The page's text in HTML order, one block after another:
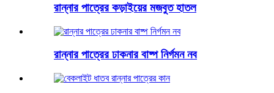
রান্নার পাত্রের কড়াইয়ের মজবুত হাতল
রান্নার পাত্রের ঢাকনার বাষ্প নির্গমন নব